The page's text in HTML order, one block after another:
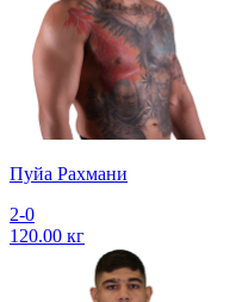
Пуйа Рахмани
2-0
120.00 кг